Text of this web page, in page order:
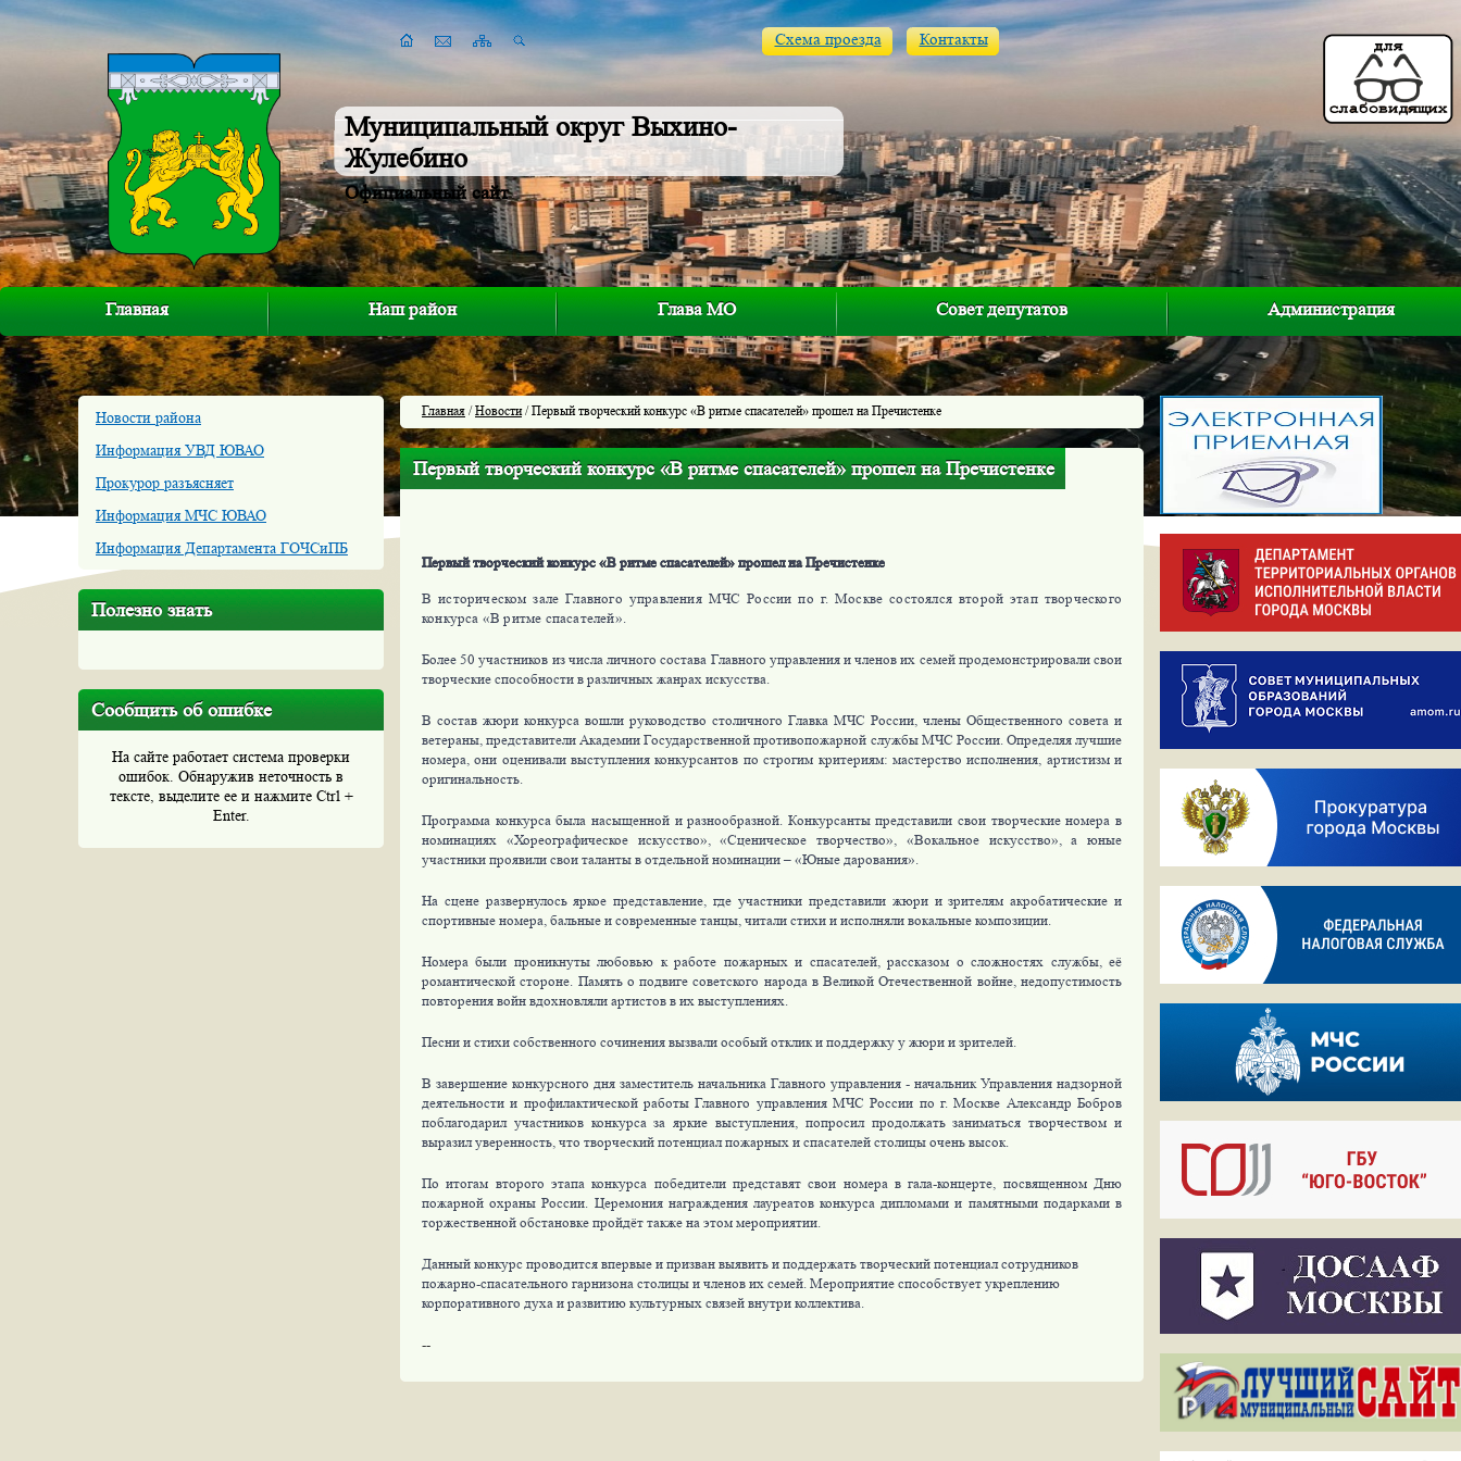
Муниципальный округ Выхино-
Жулебино
Официальный сайт
Схема проезда Контакты
Главная Наш район Глава МО Совет депутатов Администрация
Новости района
Информация УВД ЮВАО
Прокурор разъясняет
Информация МЧС ЮВАО
Информация Департамента ГОЧСиПБ
Полезно знать
Сообщить об ошибке
На сайте работает система проверки
ошибок. Обнаружив неточность в
тексте, выделите ее и нажмите Ctrl +
Enter.
Главная /Новости/ Первый творческий конкурс «В ритме спасателей» прошел на Пречистенке
Первый творческий конкурс «В ритме спасателей» прошел на Пречистенке
Первый творческий конкурс «В ритме спасателей» прошел на Пречистенке
В историческом зале Главного управления МЧС России по г. Москве состоялся второй этап творческого
конкурса «В ритме спасателей».
Более 50 участников из числа личного состава Главного управления и членов их семей продемонстрировали свои
творческие способности в различных жанрах искусства.
В состав жюри конкурса вошли руководство столичного Главка МЧС России, члены Общественного совета и
ветераны, представители Академии Государственной противопожарной службы МЧС России. Определяя лучшие
номера, они оценивали выступления конкурсантов по строгим критериям: мастерство исполнения, артистизм и
оригинальность.
Программа конкурса была насыщенной и разнообразной. Конкурсанты представили свои творческие номера в
номинациях «Хореографическое искусство», «Сценическое творчество», «Вокальное искусство», а юные
участники проявили свои таланты в отдельной номинации – «Юные дарования».
На сцене развернулось яркое представление, где участники представили жюри и зрителям акробатические и
спортивные номера, бальные и современные танцы, читали стихи и исполняли вокальные композиции.
Номера были проникнуты любовью к работе пожарных и спасателей, рассказом о сложностях службы, её
романтической стороне. Память о подвиге советского народа в Великой Отечественной войне, недопустимость
повторения войн вдохновляли артистов в их выступлениях.
Песни и стихи собственного сочинения вызвали особый отклик и поддержку у жюри и зрителей.
В завершение конкурсного дня заместитель начальника Главного управления - начальник Управления надзорной
деятельности и профилактической работы Главного управления МЧС России по г. Москве Александр Бобров
поблагодарил участников конкурса за яркие выступления, попросил продолжать заниматься творчеством и
выразил уверенность, что творческий потенциал пожарных и спасателей столицы очень высок.
По итогам второго этапа конкурса победители представят свои номера в гала-концерте, посвященном Дню
пожарной охраны России. Церемония награждения лауреатов конкурса дипломами и памятными подарками в
торжественной обстановке пройдёт также на этом мероприятии.
Данный конкурс проводится впервые и призван выявить и поддержать творческий потенциал сотрудников
пожарно-спасательного гарнизона столицы и членов их семей. Мероприятие способствует укреплению
корпоративного духа и развитию культурных связей внутри коллектива.
--